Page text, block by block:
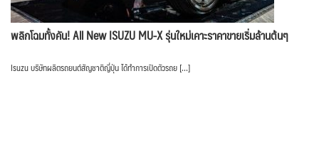
พลิกโฉมทั้งคัน! All New ISUZU MU-X รุ่นใหม่เคาะราคาขายเริ่มล้านต้นๆ
Isuzu บริษัทผลิตรถยนต์สัญชาติญี่ปุ่น ได้ทำการเปิดตัวรถย […]